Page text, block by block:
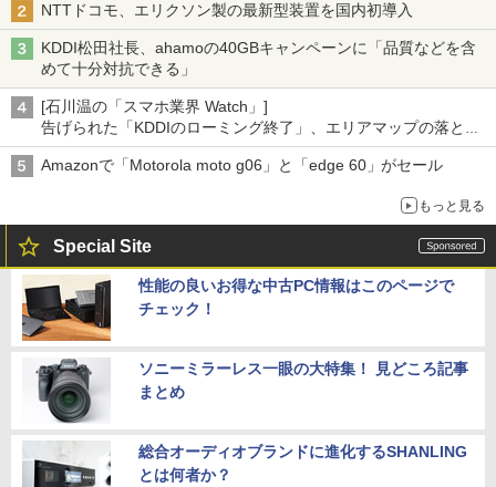
NTTドコモ、エリクソン製の最新型装置を国内初導入
KDDI松田社長、ahamoの40GBキャンペーンに「品質などを含
めて十分対抗できる」
[石川温の「スマホ業界 Watch」]
告げられた「KDDIのローミング終了」、エリアマップの落とし
穴と楽天モバイルの課題
Amazonで「Motorola moto g06」と「edge 60」がセール
もっと見る
Special Site
性能の良いお得な中古PC情報はこのページで
チェック！
ソニーミラーレス一眼の大特集！ 見どころ記事
まとめ
総合オーディオブランドに進化するSHANLING
とは何者か？